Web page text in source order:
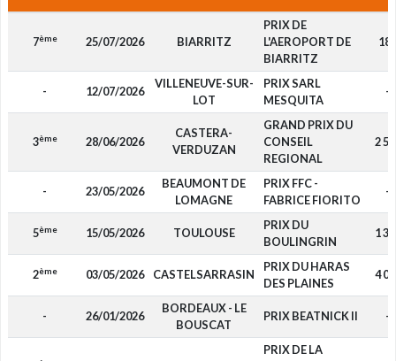
7ème 25/07/2026 BIARRITZ
PRIX DE
L'AEROPORT DE
BIARRITZ
180
- 12/07/2026
VILLENEUVE-SUR-
LOT
PRIX SARL
MESQUITA
-
3ème 28/06/2026
CASTERA-
VERDUZAN
GRAND PRIX DU
CONSEIL
REGIONAL
2
- 23/05/2026
BEAUMONT DE
LOMAGNE
PRIX FFC -
FABRICE FIORITO
-
5ème 15/05/2026 TOULOUSE
PRIX DU
BOULINGRIN
1
2ème 03/05/2026 CASTELSARRASIN
PRIX DU HARAS
DES PLAINES
4
- 26/01/2026
BORDEAUX - LE
BOUSCAT
PRIX BEATNICK II -
PRIX DE LA